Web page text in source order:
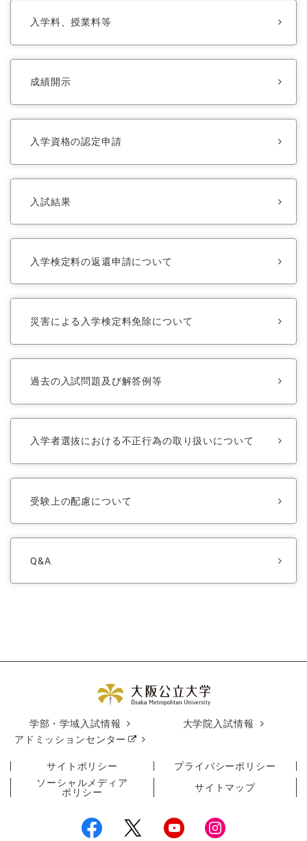
入学料、授業料等
成績開示
入学資格の認定申請
入試結果
入学検定料の返還申請について
災害による入学検定料免除について
過去の入試問題及び解答例等
入学者選抜における不正行為の取り扱いについて
受験上の配慮について
Q&A
学部・学域入試情報
大学院入試情報
アドミッションセンター
サイトポリシー
プライバシーポリシー
ソーシャルメディア
ポリシー
サイトマップ